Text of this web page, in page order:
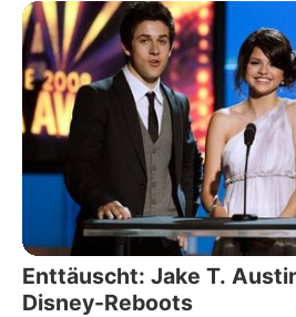
Enttäuscht: Jake T.
Disney-Reboots